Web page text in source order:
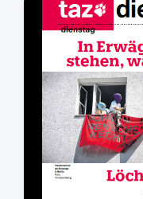
c
h
u
n
g
s
w
t
e
r